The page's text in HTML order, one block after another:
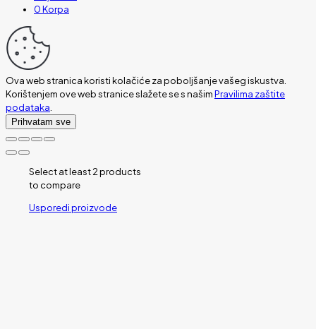
0Korpa
Ova web stranica koristi kolačiće za poboljšanje vašeg iskustva.
Korištenjem ove web stranice slažete se s našimPravilima zaštite
podataka.
Prihvatam sve
Select at least 2 products
to compare
Usporedi proizvode